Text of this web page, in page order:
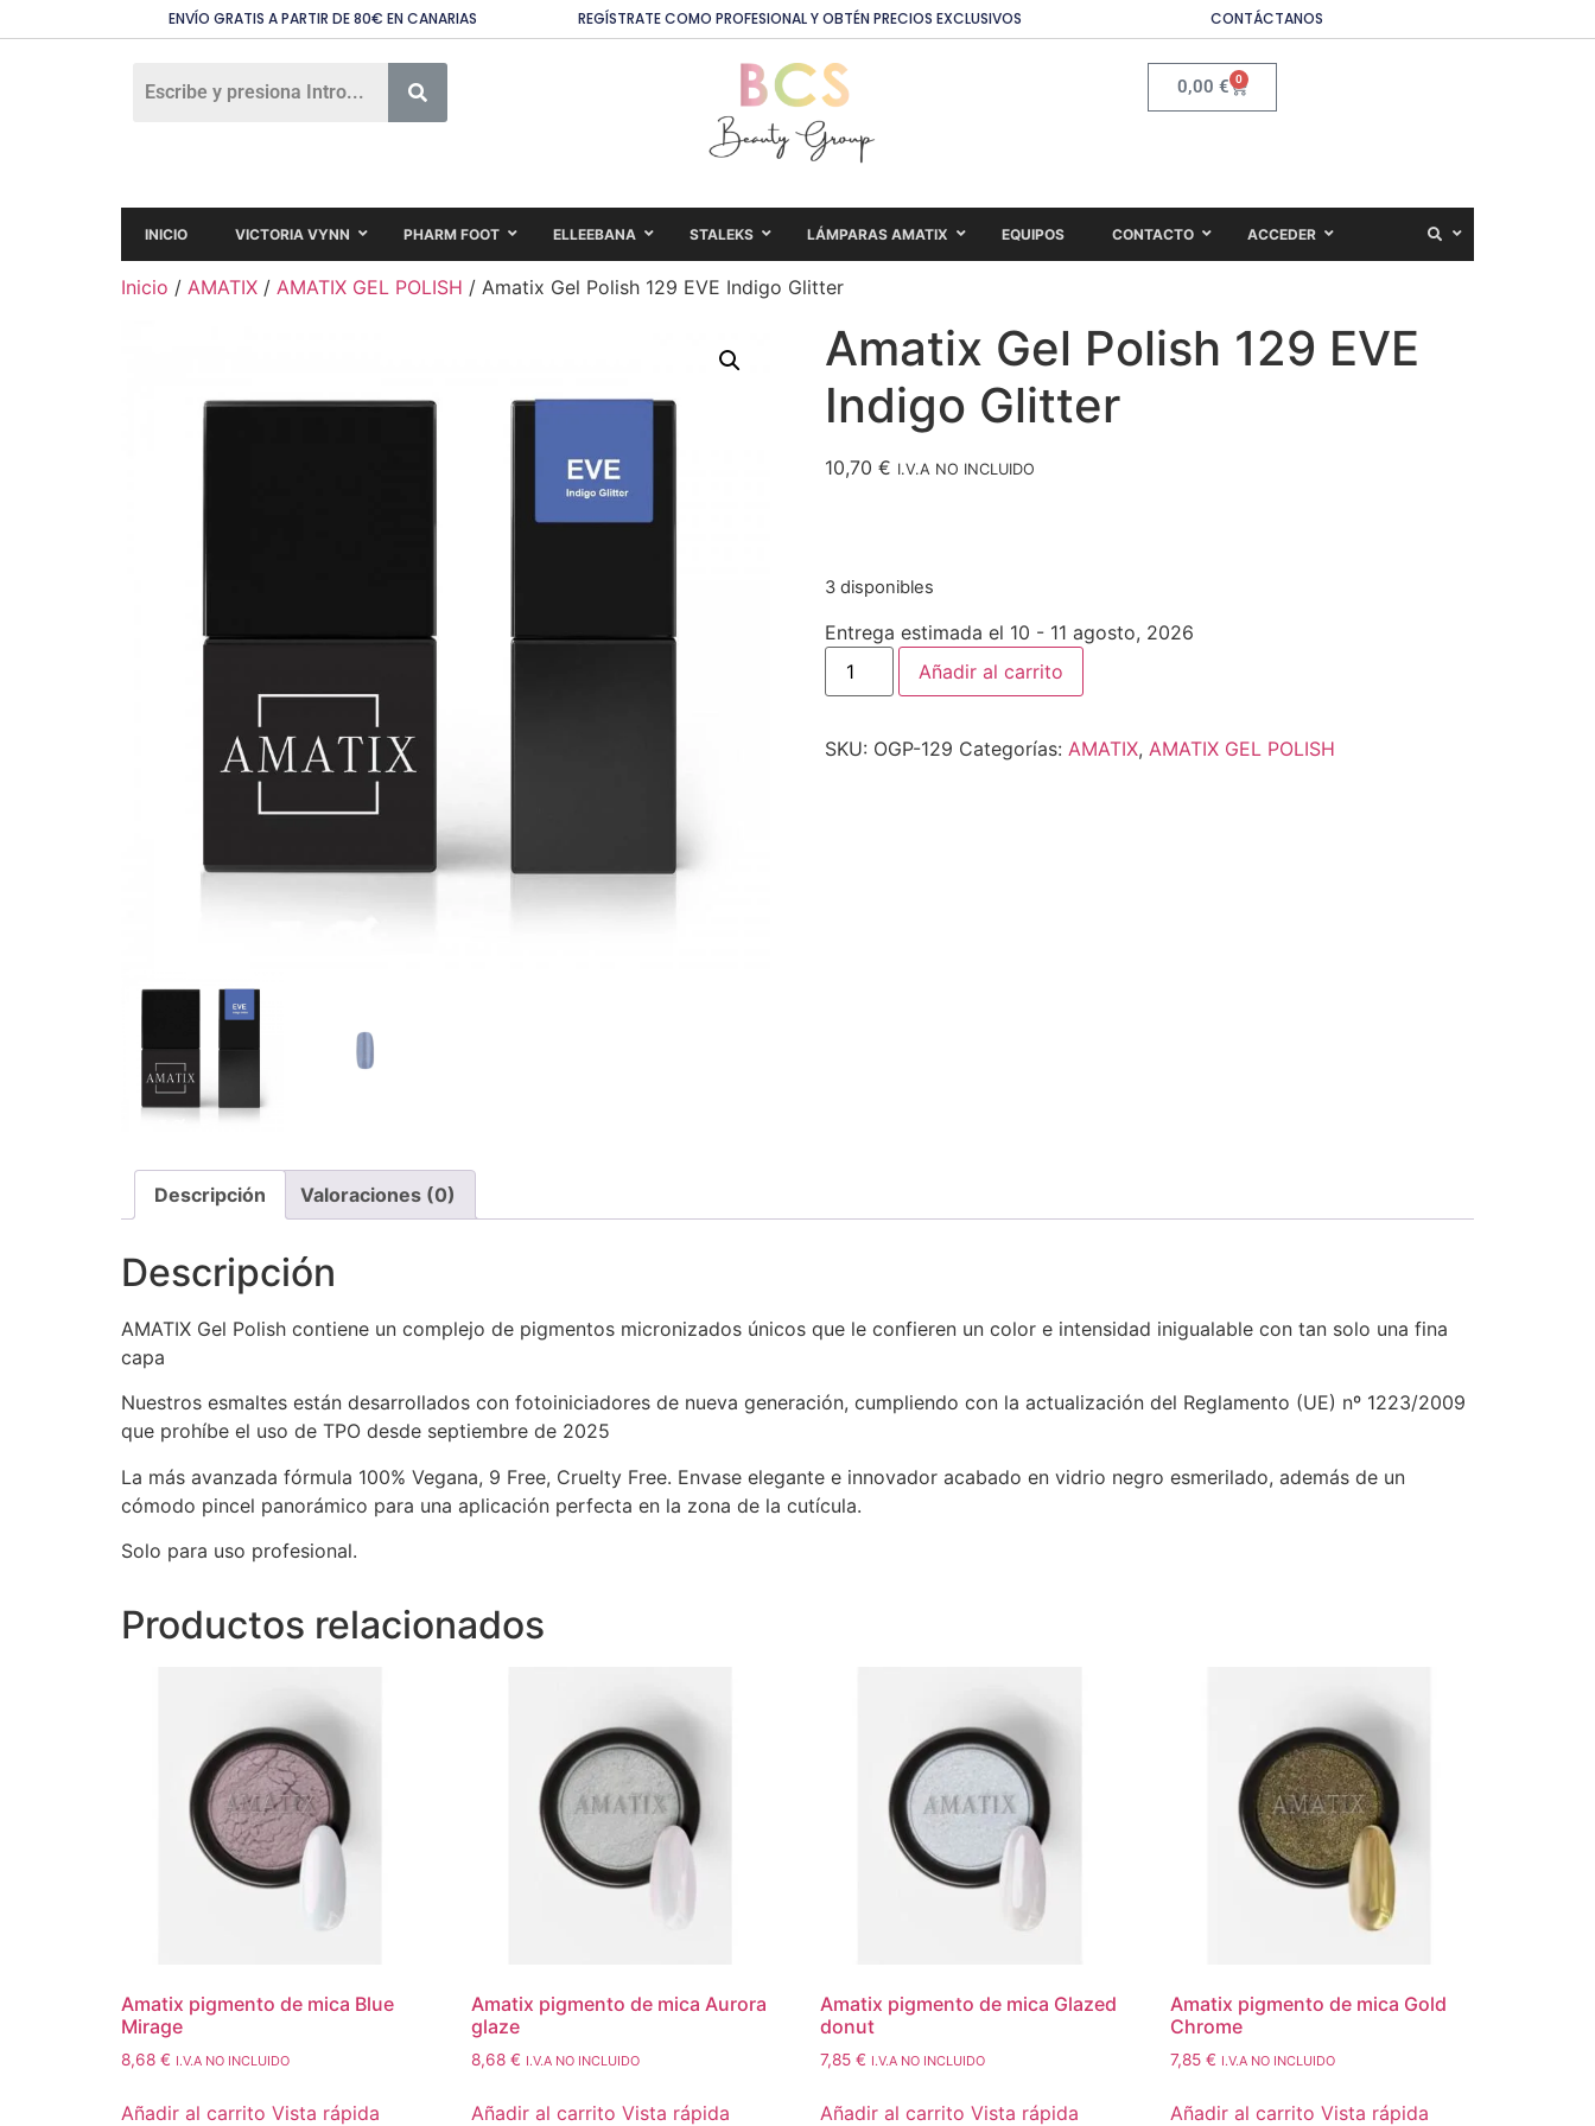
ENVÍO GRATIS A PARTIR DE 80€ EN CANARIAS REGÍSTRATE COMO PROFESIONAL Y OBTÉN PRECIOS EXCLUSIVOS CONTÁCTANOS
0,00 € 0
INICIO VICTORIA VYNN PHARM FOOT ELLEEBANA STALEKS LÁMPARAS AMATIX EQUIPOS CONTACTO ACCEDER
Inicio / AMATIX / AMATIX GEL POLISH / Amatix Gel Polish 129 EVE Indigo Glitter
Amatix Gel Polish 129 EVE
Indigo Glitter
10,70 € I.V.A NO INCLUIDO
3 disponibles
Entrega estimada el 10 - 11 agosto, 2026
Añadir al carrito
SKU: OGP-129 Categorías: AMATIX, AMATIX GEL POLISH
Descripción Valoraciones (0)
Descripción
AMATIX Gel Polish contiene un complejo de pigmentos micronizados únicos que le confieren un color e intensidad inigualable con tan solo una fina
capa
Nuestros esmaltes están desarrollados con fotoiniciadores de nueva generación, cumpliendo con la actualización del Reglamento (UE) nº 1223/2009
que prohíbe el uso de TPO desde septiembre de 2025
La más avanzada fórmula 100% Vegana, 9 Free, Cruelty Free. Envase elegante e innovador acabado en vidrio negro esmerilado, además de un
cómodo pincel panorámico para una aplicación perfecta en la zona de la cutícula.
Solo para uso profesional.
Productos relacionados
Amatix pigmento de mica Blue
Mirage
8,68 € I.V.A NO INCLUIDO
Añadir al carrito Vista rápida
Amatix pigmento de mica Aurora
glaze
8,68 € I.V.A NO INCLUIDO
Añadir al carrito Vista rápida
Amatix pigmento de mica Glazed
donut
7,85€ I.V.A NO INCLUIDO
Añadir al carrito Vista rápida
Amatix pigmento de mica Gold
Chrome
7,85€ I.V.A NO INCLUIDO
Añadir al carrito Vista rápida